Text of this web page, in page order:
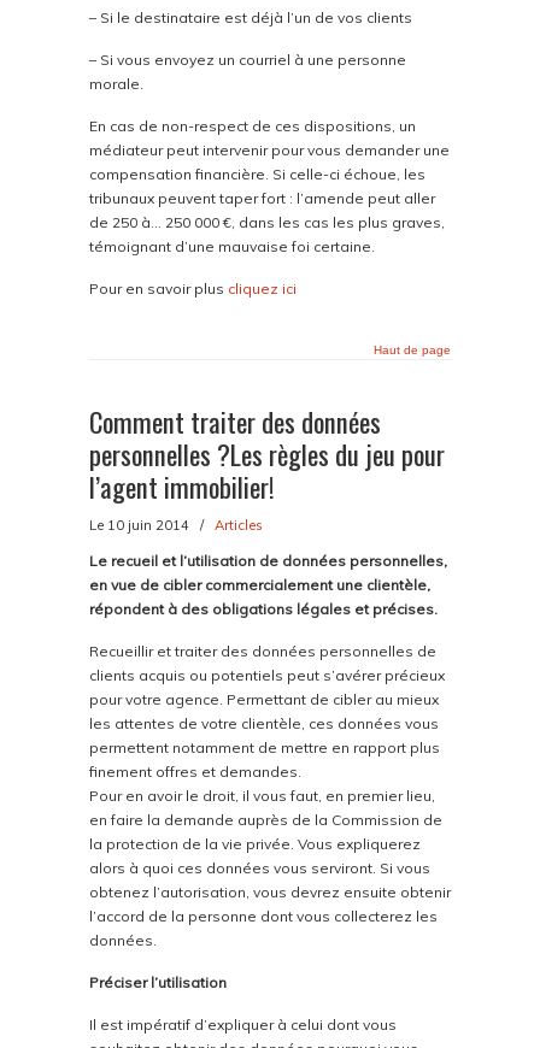
– Si le destinataire est déjà l’un de vos clients
– Si vous envoyez un courriel à une personne
morale.
En cas de non-respect de ces dispositions, un
médiateur peut intervenir pour vous demander une
compensation financière. Si celle-ci échoue, les
tribunaux peuvent taper fort : l’amende peut aller
de 250 à… 250 000 €, dans les cas les plus graves,
témoignant d’une mauvaise foi certaine.
Pour en savoir plus cliquez ici
Haut de page
Comment traiter des données
personnelles ?Les règles du jeu pour
l’agent immobilier!
Le 10 juin 2014 / Articles
Le recueil et l’utilisation de données personnelles,
en vue de cibler commercialement une clientèle,
répondent à des obligations légales et précises.
Recueillir et traiter des données personnelles de
clients acquis ou potentiels peut s’avérer précieux
pour votre agence. Permettant de cibler au mieux
les attentes de votre clientèle, ces données vous
permettent notamment de mettre en rapport plus
finement offres et demandes.
Pour en avoir le droit, il vous faut, en premier lieu,
en faire la demande auprès de la Commission de
la protection de la vie privée. Vous expliquerez
alors à quoi ces données vous serviront. Si vous
obtenez l’autorisation, vous devrez ensuite obtenir
l’accord de la personne dont vous collecterez les
données.
Préciser l’utilisation
Il est impératif d’expliquer à celui dont vous